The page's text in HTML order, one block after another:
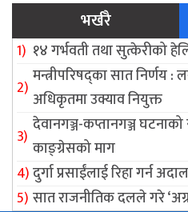
भर्खरै
१४ गर्भवती तथा सुत्केरीको
मन्त्रीपरिषद्का सात निर्णय :
अधिकृतमा उक्याव नियुक्त
देवानगञ्ज-कप्तानगञ्ज घटनाको
काङ्ग्रेसको माग
दुर्गा प्रसाईंलाई रिहा गर्न
सात राजनीतिक दलले गरे